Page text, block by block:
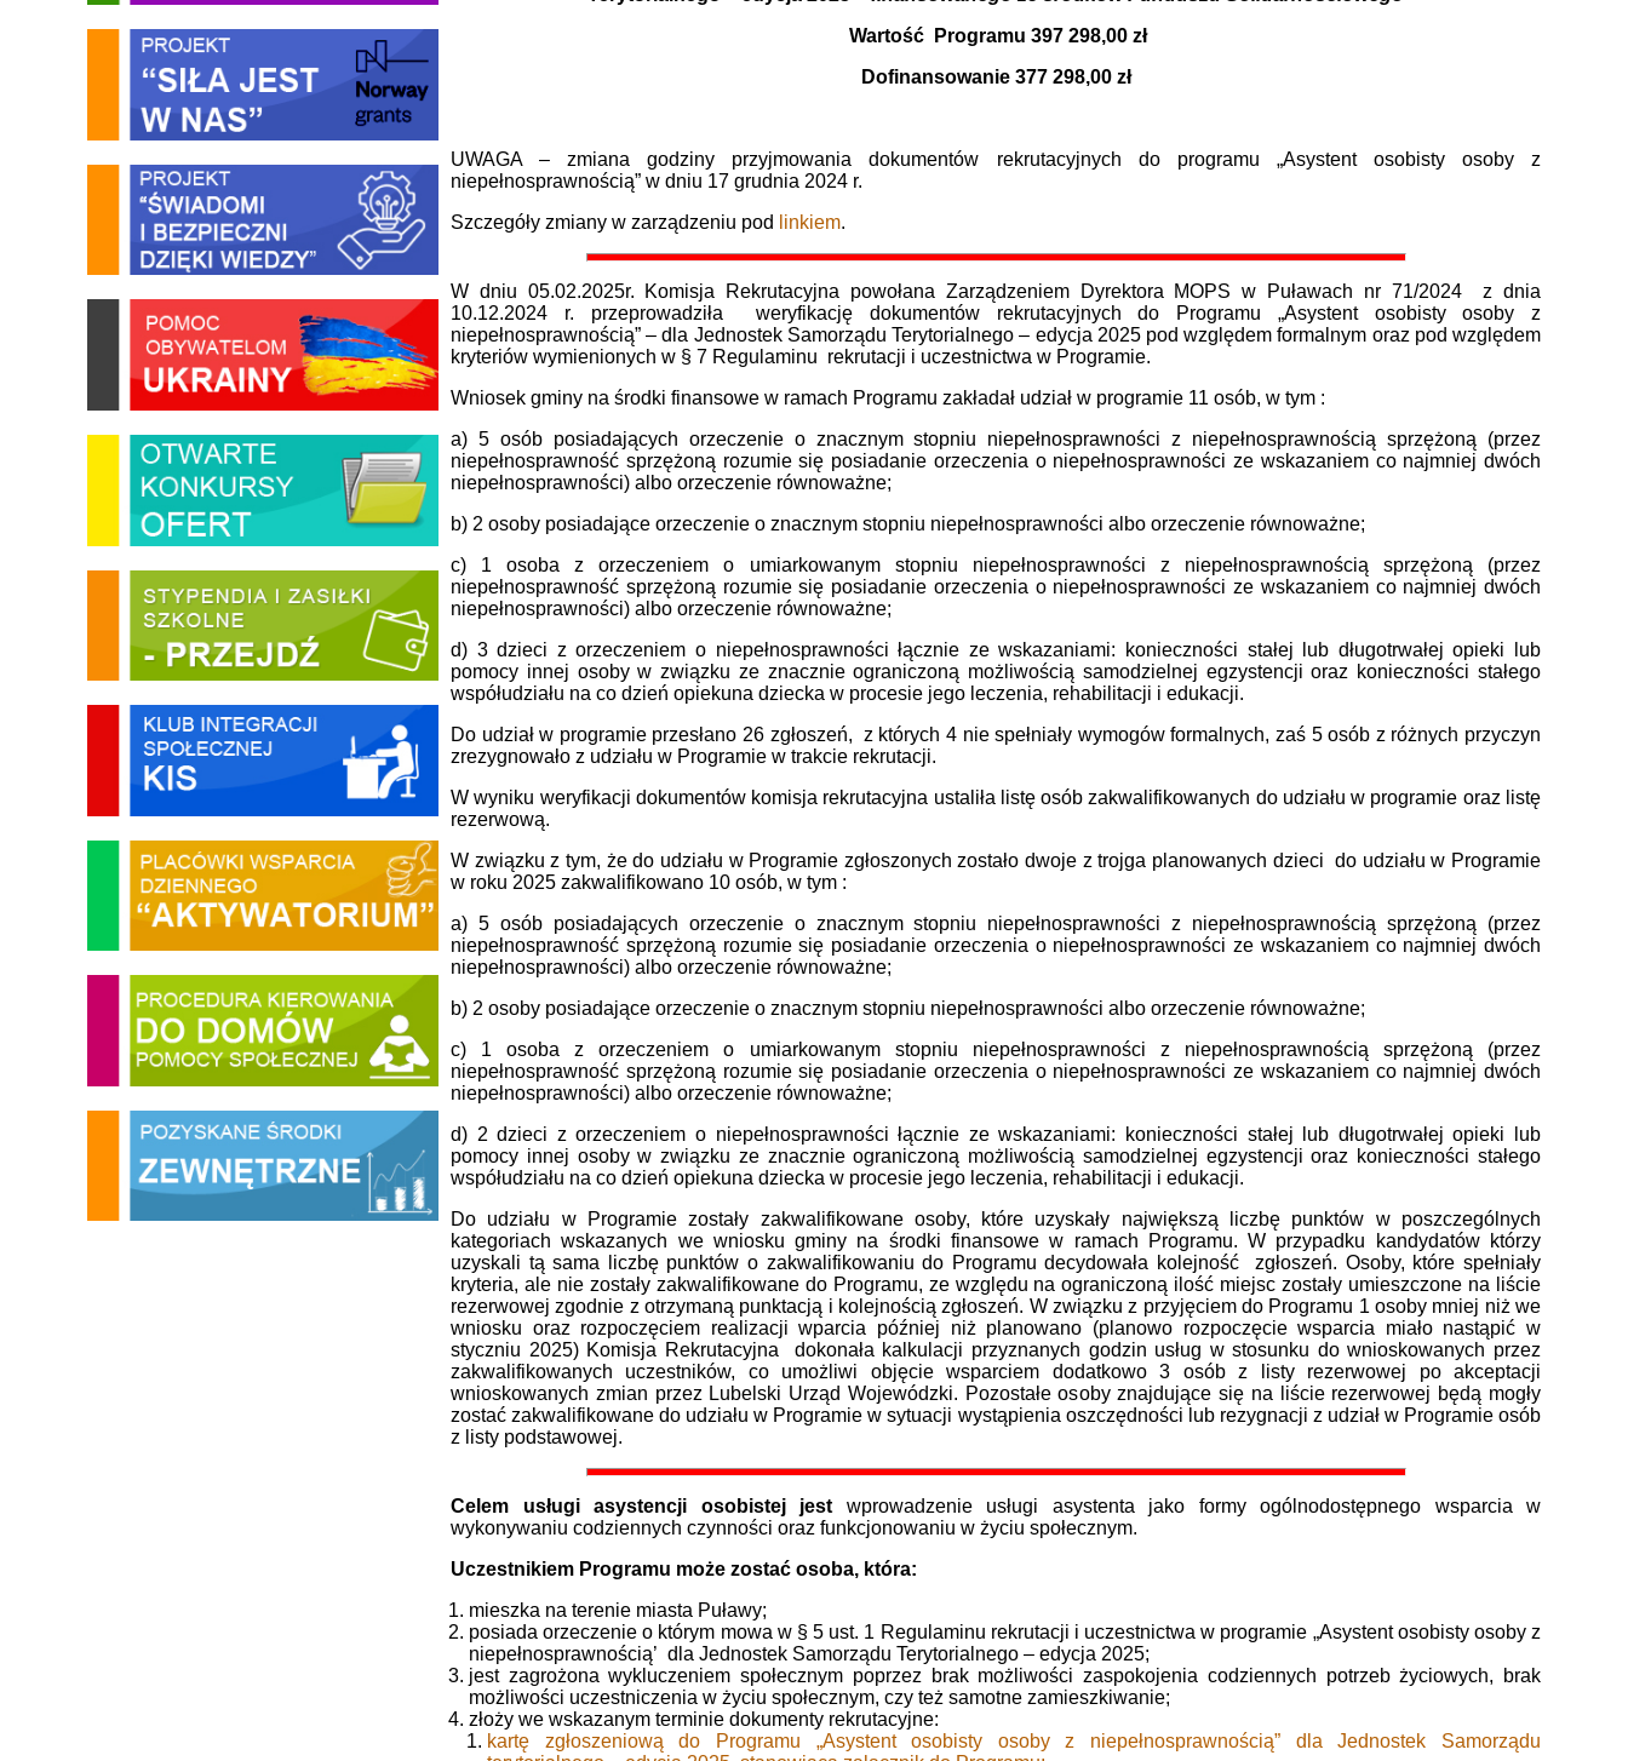
Wartość Programu 397 298,00 zł
Dofinansowanie 377 298,00 zł
UWAGA – zmiana godziny przyjmowania dokumentów rekrutacyjnych do programu „Asystent osobisty osoby z
niepełnosprawnością” w dniu 17 grudnia 2024 r.
Szczegóły zmiany w zarządzeniu pod
linkiem.
W dniu 05.02.2025r. Komisja Rekrutacyjna powołana Zarządzeniem Dyrektora MOPS w Puławach nr 71/2024 z dnia
10.12.2024 r. przeprowadziła weryfikację dokumentów rekrutacyjnych do Programu „Asystent osobisty osoby z
niepełnosprawnością” – dla Jednostek Samorządu Terytorialnego – edycja 2025 pod względem formalnym oraz pod względem
kryteriów wymienionych w § 7 Regulaminu rekrutacji i uczestnictwa w Programie.
Wniosek gminy na środki finansowe w ramach Programu zakładał udział w programie 11 osób, w tym :
a) 5 osób posiadających orzeczenie o znacznym stopniu niepełnosprawności z niepełnosprawnością sprzężoną (przez
niepełnosprawność sprzężoną rozumie się posiadanie orzeczenia o niepełnosprawności ze wskazaniem co najmniej dwóch
niepełnosprawności) albo orzeczenie równoważne;
b) 2 osoby posiadające orzeczenie o znacznym stopniu niepełnosprawności albo orzeczenie równoważne;
c) 1 osoba z orzeczeniem o umiarkowanym stopniu niepełnosprawności z niepełnosprawnością sprzężoną (przez
niepełnosprawność sprzężoną rozumie się posiadanie orzeczenia o niepełnosprawności ze wskazaniem co najmniej dwóch
niepełnosprawności) albo orzeczenie równoważne;
d) 3 dzieci z orzeczeniem o niepełnosprawności łącznie ze wskazaniami: konieczności stałej lub długotrwałej opieki lub
pomocy innej osoby w związku ze znacznie ograniczoną możliwością samodzielnej egzystencji oraz konieczności stałego
współudziału na co dzień opiekuna dziecka w procesie jego leczenia, rehabilitacji i edukacji.
Do udział w programie przesłano 26 zgłoszeń, z których 4 nie spełniały wymogów formalnych, zaś 5 osób z różnych przyczyn
zrezygnowało z udziału w Programie w trakcie rekrutacji.
W wyniku weryfikacji dokumentów komisja rekrutacyjna ustaliła listę osób zakwalifikowanych do udziału w programie oraz listę
rezerwową.
W związku z tym, że do udziału w Programie zgłoszonych zostało dwoje z trojga planowanych dzieci do udziału w Programie
w roku 2025 zakwalifikowano 10 osób, w tym :
a) 5 osób posiadających orzeczenie o znacznym stopniu niepełnosprawności z niepełnosprawnością sprzężoną (przez
niepełnosprawność sprzężoną rozumie się posiadanie orzeczenia o niepełnosprawności ze wskazaniem co najmniej dwóch
niepełnosprawności) albo orzeczenie równoważne;
b) 2 osoby posiadające orzeczenie o znacznym stopniu niepełnosprawności albo orzeczenie równoważne;
c) 1 osoba z orzeczeniem o umiarkowanym stopniu niepełnosprawności z niepełnosprawnością sprzężoną (przez
niepełnosprawność sprzężoną rozumie się posiadanie orzeczenia o niepełnosprawności ze wskazaniem co najmniej dwóch
niepełnosprawności) albo orzeczenie równoważne;
d) 2 dzieci z orzeczeniem o niepełnosprawności łącznie ze wskazaniami: konieczności stałej lub długotrwałej opieki lub
pomocy innej osoby w związku ze znacznie ograniczoną możliwością samodzielnej egzystencji oraz konieczności stałego
współudziału na co dzień opiekuna dziecka w procesie jego leczenia, rehabilitacji i edukacji.
Do udziału w Programie zostały zakwalifikowane osoby, które uzyskały największą liczbę punktów w poszczególnych
kategoriach wskazanych we wniosku gminy na środki finansowe w ramach Programu. W przypadku kandydatów którzy
uzyskali tą sama liczbę punktów o zakwalifikowaniu do Programu decydowała kolejność zgłoszeń. Osoby, które spełniały
kryteria, ale nie zostały zakwalifikowane do Programu, ze względu na ograniczoną ilość miejsc zostały umieszczone na liście
rezerwowej zgodnie z otrzymaną punktacją i kolejnością zgłoszeń. W związku z przyjęciem do Programu 1 osoby mniej niż we
wniosku oraz rozpoczęciem realizacji wparcia później niż planowano (planowo rozpoczęcie wsparcia miało nastąpić w
styczniu 2025) Komisja Rekrutacyjna dokonała kalkulacji przyznanych godzin usług w stosunku do wnioskowanych przez
zakwalifikowanych uczestników, co umożliwi objęcie wsparciem dodatkowo 3 osób z listy rezerwowej po akceptacji
wnioskowanych zmian przez Lubelski Urząd Wojewódzki. Pozostałe osoby znajdujące się na liście rezerwowej będą mogły
zostać zakwalifikowane do udziału w Programie w sytuacji wystąpienia oszczędności lub rezygnacji z udział w Programie osób
z listy podstawowej.
Celem usługi asystencji osobistej jest wprowadzenie usługi asystenta jako formy ogólnodostępnego wsparcia w
wykonywaniu codziennych czynności oraz funkcjonowaniu w życiu społecznym.
Uczestnikiem Programu może zostać osoba, która:
mieszka na terenie miasta Puławy;
posiada orzeczenie o którym mowa w § 5 ust. 1 Regulaminu rekrutacji i uczestnictwa w programie „Asystent osobisty osoby z
niepełnosprawnością’ dla Jednostek Samorządu Terytorialnego – edycja 2025;
jest zagrożona wykluczeniem społecznym poprzez brak możliwości zaspokojenia codziennych potrzeb życiowych, brak
możliwości uczestniczenia w życiu społecznym, czy też samotne zamieszkiwanie;
złoży we wskazanym terminie dokumenty rekrutacyjne:
kartę zgłoszeniową do Programu „Asystent osobisty osoby z niepełnosprawnością” dla Jednostek Samorządu